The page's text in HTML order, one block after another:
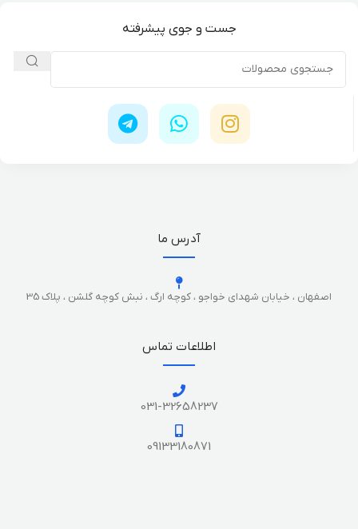
جست و جوی پیشرفته
آدرس ما
اصفهان ، خیابان شهدای خواجو ، کوچه ارگ ، نبش کوچه گلشن ، پلاک 35
اطلاعات تماس
031-32658237
09133180871